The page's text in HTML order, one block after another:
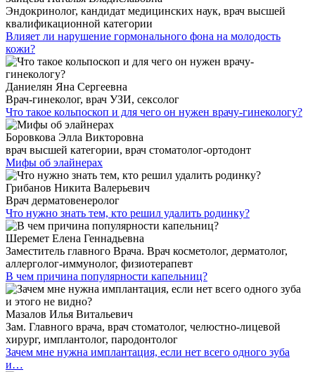
Эндокринолог, кандидат медицинских наук, врач высшей
квалификационной категории
Влияет ли нарушение гормонального фона на молодость
кожи?
Даниелян Яна Сергеевна
Врач-гинеколог, врач УЗИ, сексолог
Что такое кольпоскоп и для чего он нужен врачу-гинекологу?
Боровкова Элла Викторовна
врач высшей категории, врач стоматолог-ортодонт
Мифы об элайнерах
Грибанов Никита Валерьевич
Врач дерматовенеролог
Что нужно знать тем, кто решил удалить родинку?
Шеремет Елена Геннадьевна
Заместитель главного Врача. Врач косметолог, дерматолог,
аллерголог-иммунолог, физиотерапевт
В чем причина популярности капельниц?
Мазалов Илья Витальевич
Зам. Главного врача, врач стоматолог, челюстно-лицевой
хирург, имплантолог, пародонтолог
Зачем мне нужна имплантация, если нет всего одного зуба
и…